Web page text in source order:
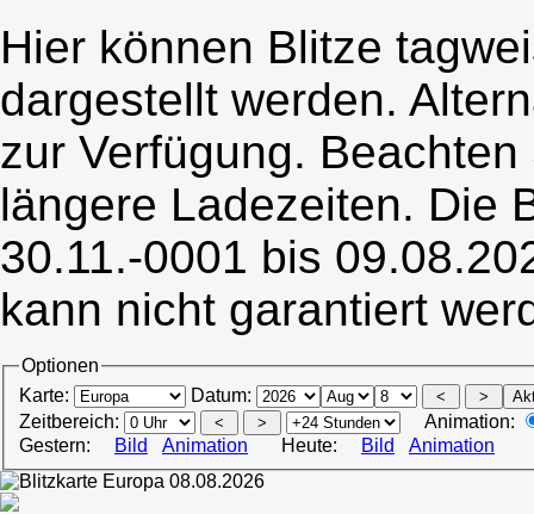
Hier können Blitze
dargestellt werden.
zur Verfügung.
längere Ladezeiten. Die
30.11.-0001 bis
kann nicht garantiert
Optionen
Karte:
Datum:
Zeitbereich:
Animation:
Gestern:
Bild Animation Heute: Bild Animation